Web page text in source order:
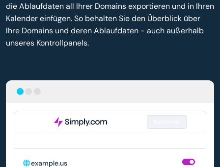
example.us
die Ablaufdaten all Ihrer Domains exportieren und in Ihren
Kalender einfügen. So behalten Sie den Überblick über
Ihre Domains und deren Ablaufdaten - auch außerhalb
unseres Kontrollpanels.